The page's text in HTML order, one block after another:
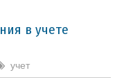
в учете
учет